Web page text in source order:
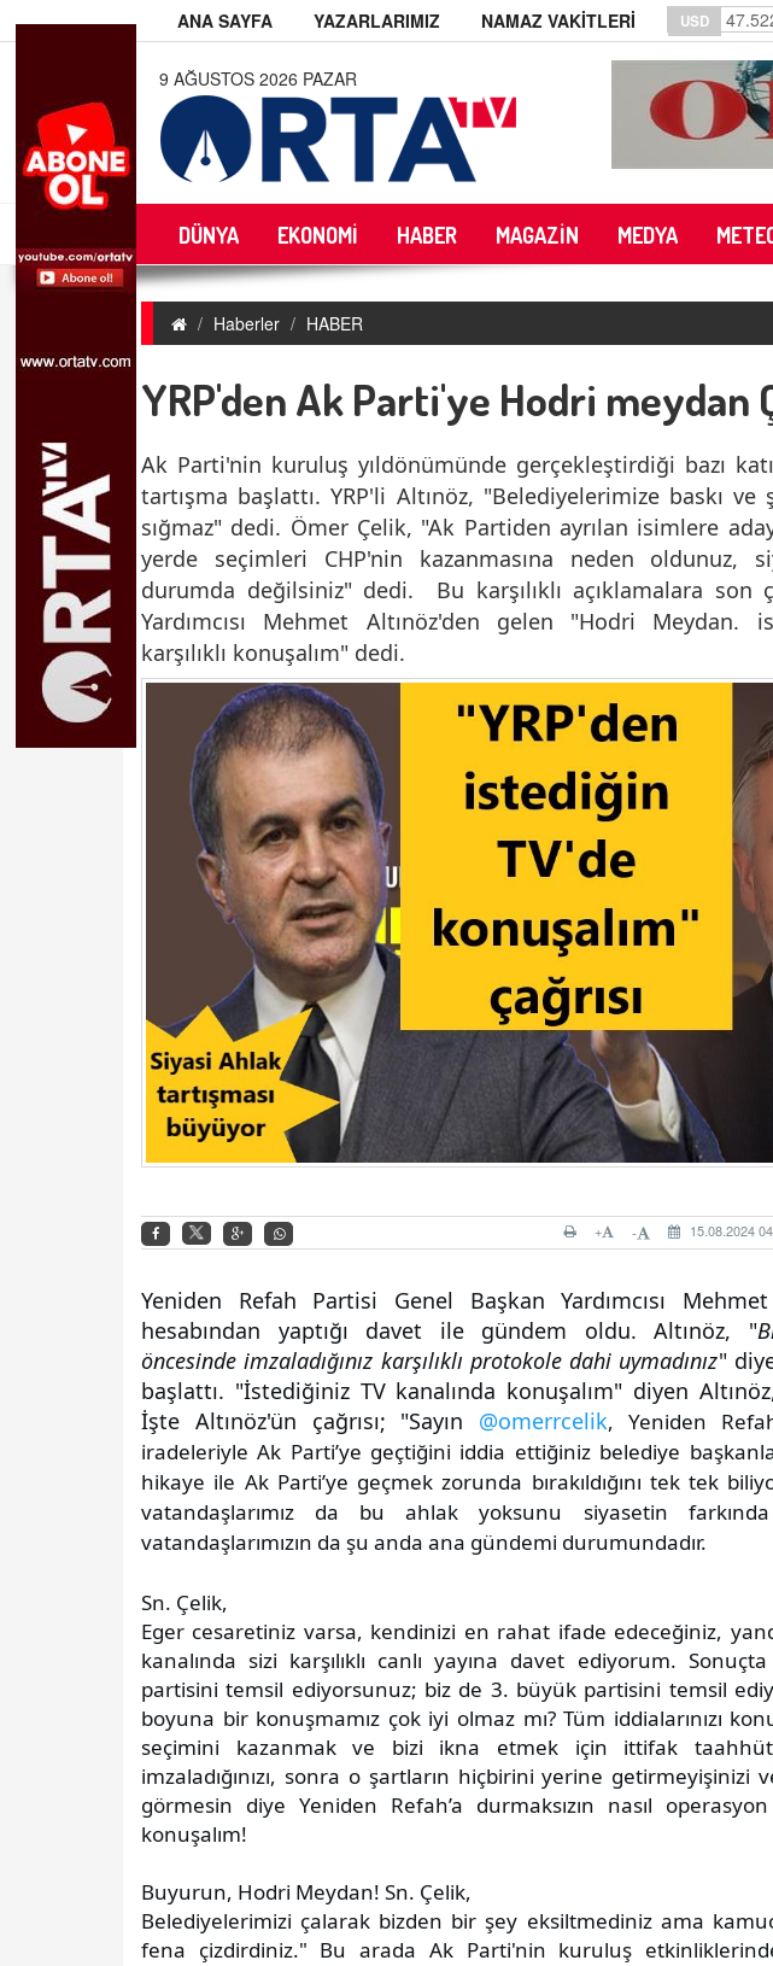
ANA SAYFA YAZARLARIMIZ NAMAZ VAKİTLERİ USD
9 AĞUSTOS 2026 PAZAR
DÜNYA EKONOMİ HABER MAGAZİN MEDYA
Haberler HABER
YRP'den Ak Parti'ye Hodri meydan
Ak Parti'nin kuruluş yıldönümünde gerçekleştirdiği bazı
tartışma başlattı. YRP'li Altınöz, "Belediyelerimize baskı ve
sığmaz" dedi. Ömer Çelik, "Ak Partiden ayrılan isimlere
yerde seçimleri CHP'nin kazanmasına neden oldunuz,
durumda değilsiniz" dedi. Bu karşılıklı açıklamalara son
Yardımcısı Mehmet Altınöz'den gelen "Hodri Meydan.
karşılıklı konuşalım" dedi.
15.08.2024
-
+
Yeniden Refah Partisi Genel Başkan Yardımcısı
hesabından yaptığı davet ile gündem oldu. Altınöz, "
öncesinde imzaladığınız karşılıklı protokole dahi uymadınız"
başlattı. "İstediğiniz TV kanalında konuşalım" diyen
İşte Altınöz'ün çağrısı; "Sayın @omerrcelik, Yeniden
iradeleriyle Ak Parti’ye geçtiğini iddia ettiğiniz belediye
hikaye ile Ak Parti’ye geçmek zorunda bırakıldığını tek tek
vatandaşlarımız da bu ahlak yoksunu siyasetin
vatandaşlarımızın da şu anda ana gündemi durumundadır.
Sn. Çelik,
Eger cesaretiniz varsa, kendinizi en rahat ifade edeceğiniz,
kanalında sizi karşılıklı canlı yayına davet ediyorum.
partisini temsil ediyorsunuz; biz de 3. büyük partisini temsil
boyuna bir konuşmamız çok iyi olmaz mı? Tüm iddialarınızı
seçimini kazanmak ve bizi ikna etmek için ittifak
imzaladığınızı, sonra o şartların hiçbirini yerine
görmesin diye Yeniden Refah’a durmaksızın nasıl operasyon
konuşalım!
Buyurun, Hodri Meydan! Sn. Çelik,
Belediyelerimizi çalarak bizden bir şey eksiltmediniz ama
fena çizdirdiniz." Bu arada Ak Parti'nin kuruluş